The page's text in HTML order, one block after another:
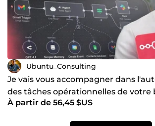
Ubuntu_Consulting
Je vais vous accompagner dans
des tâches opérationnelles de votre
l'IA
À partir de 56,45 $US